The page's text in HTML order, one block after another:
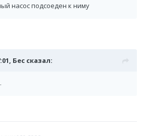
насос подсоеден к ниму
Бес сказал: